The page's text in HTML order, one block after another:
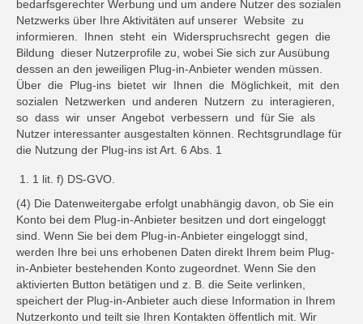
bedarfsgerechter Werbung und um andere Nutzer des sozialen
Netzwerks über Ihre Aktivitäten auf unserer Website zu
informieren. Ihnen steht ein Widerspruchsrecht gegen die
Bildung dieser Nutzerprofile zu, wobei Sie sich zur Ausübung
dessen an den jeweiligen Plug-in-Anbieter wenden müssen.
Über die Plug-ins bietet wir Ihnen die Möglichkeit, mit den
sozialen Netzwerken und anderen Nutzern zu interagieren,
so dass wir unser Angebot verbessern und für Sie als
Nutzer interessanter ausgestalten können. Rechtsgrundlage für
die Nutzung der Plug-ins ist Art. 6 Abs. 1
1 lit. f) DS-GVO.
(4) Die Datenweitergabe erfolgt unabhängig davon, ob Sie ein
Konto bei dem Plug-in-Anbieter besitzen und dort eingeloggt
sind. Wenn Sie bei dem Plug-in-Anbieter eingeloggt sind,
werden Ihre bei uns erhobenen Daten direkt Ihrem beim Plug-
in-Anbieter bestehenden Konto zugeordnet. Wenn Sie den
aktivierten Button betätigen und z. B. die Seite verlinken,
speichert der Plug-in-Anbieter auch diese Information in Ihrem
Nutzerkonto und teilt sie Ihren Kontakten öffentlich mit. Wir